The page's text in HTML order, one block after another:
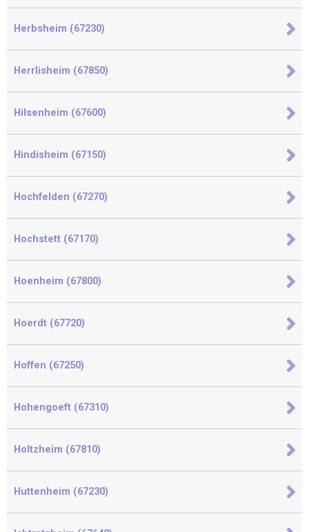
Herbsheim (67230)
Herrlisheim (67850)
Hilsenheim (67600)
Hindisheim (67150)
Hochfelden (67270)
Hochstett (67170)
Hoenheim (67800)
Hoerdt (67720)
Hoffen (67250)
Hohengoeft (67310)
Holtzheim (67810)
Huttenheim (67230)